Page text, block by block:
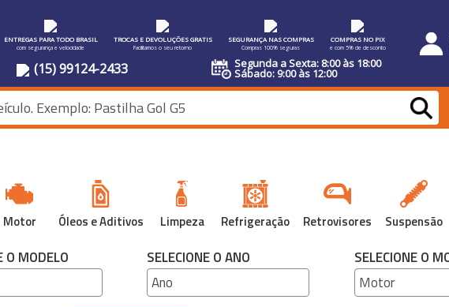
ENTREGAS PARA TODO BRASIL
com segurança e velocidade
TROCAS E DEVOLUÇÕES GRATIS
Facilitamos o seu retorno
SEGURANÇA NAS COMPRAS
Compras 100% seguras
COMPRAS NO PIX
e com 5% de desconto
(15) 99124-2433 Segunda a Sexta: 8:00 às 18:00
Sábado: 9:00 às 12:00
Motor Óleos e Aditivos Limpeza Refrigeração Retrovisores Suspensão
O MODELO SELECIONE O ANO SELECIONE O